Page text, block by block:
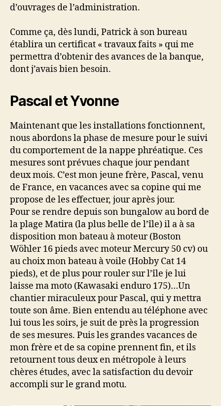
d’ouvrages de l’administration.
Comme ça, dès lundi, Patrick à son bureau
établira un certificat « travaux faits » qui me
permettra d’obtenir des avances de la banque,
dont j’avais bien besoin.
Pascal et Yvonne
Maintenant que les installations fonctionnent,
nous abordons la phase de mesure pour le suivi
du comportement de la nappe phréatique. Ces
mesures sont prévues chaque jour pendant
deux mois. C’est mon jeune frère, Pascal, venu
de France, en vacances avec sa copine qui me
propose de les effectuer, jour après jour.
Pour se rendre depuis son bungalow au bord de
la plage Matira (la plus belle de l’île) il a à sa
disposition mon bateau à moteur (Boston
Wöhler 16 pieds avec moteur Mercury 50 cv) ou
au choix mon bateau à voile (Hobby Cat 14
pieds), et de plus pour rouler sur l’île je lui
laisse ma moto (Kawasaki enduro 175)…Un
chantier miraculeux pour Pascal, qui y mettra
toute son âme. Bien entendu au téléphone avec
lui tous les soirs, je suit de près la progression
de ses mesures. Puis les grandes vacances de
mon frère et de sa copine prennent fin, et ils
retournent tous deux en métropole à leurs
chères études, avec la satisfaction du devoir
accompli sur le grand motu.